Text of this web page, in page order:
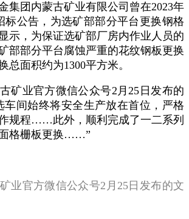
集团内蒙古矿业有限公司曾在2023年
标公告，为选矿部部分平台更换钢格
示，为保证选矿部厂房内作业人员的
部部分平台腐蚀严重的花纹钢板更换
总面积约为1300平方米。
矿业官方微信公众号2月25日发布的
车间始终将安全生产放在首位，严格
规程……此外，顺利完成了一二系列
格栅板更换……”
业官方微信公众号2月25日发布的文